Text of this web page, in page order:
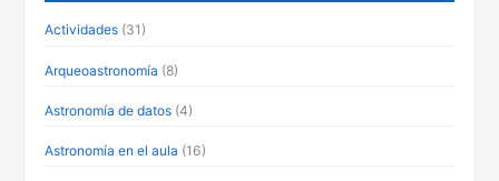
Actividades(31)
Arqueoastronomía (8)
Astronomía de datos(4)
Astronomía en el aula (16)